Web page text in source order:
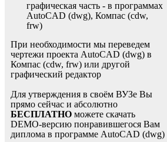
графическая часть - в программах
AutoCAD (dwg), Компас (cdw,
frw)
При необходимости мы переведем
чертежи проекта AutoCAD (dwg) в
Компас (cdw, frw) или другой
графический редактор
Для утверждения в своём ВУЗе Вы
прямо сейчас и абсолютно
БЕСПЛАТНО можете скачать
DEMO-версию понравившегося Вам
диплома в программе AutoCAD (dwg)